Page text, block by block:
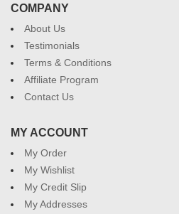
COMPANY
About Us
Testimonials
Terms & Conditions
Affiliate Program
Contact Us
MY ACCOUNT
My Order
My Wishlist
My Credit Slip
My Addresses